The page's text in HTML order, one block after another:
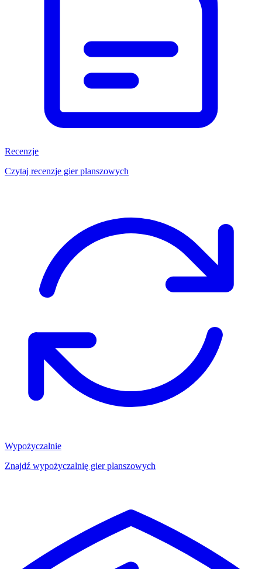
Recenzje
Czytaj recenzje gier planszowych
Wypożyczalnie
Znajdź wypożyczalnię gier planszowych